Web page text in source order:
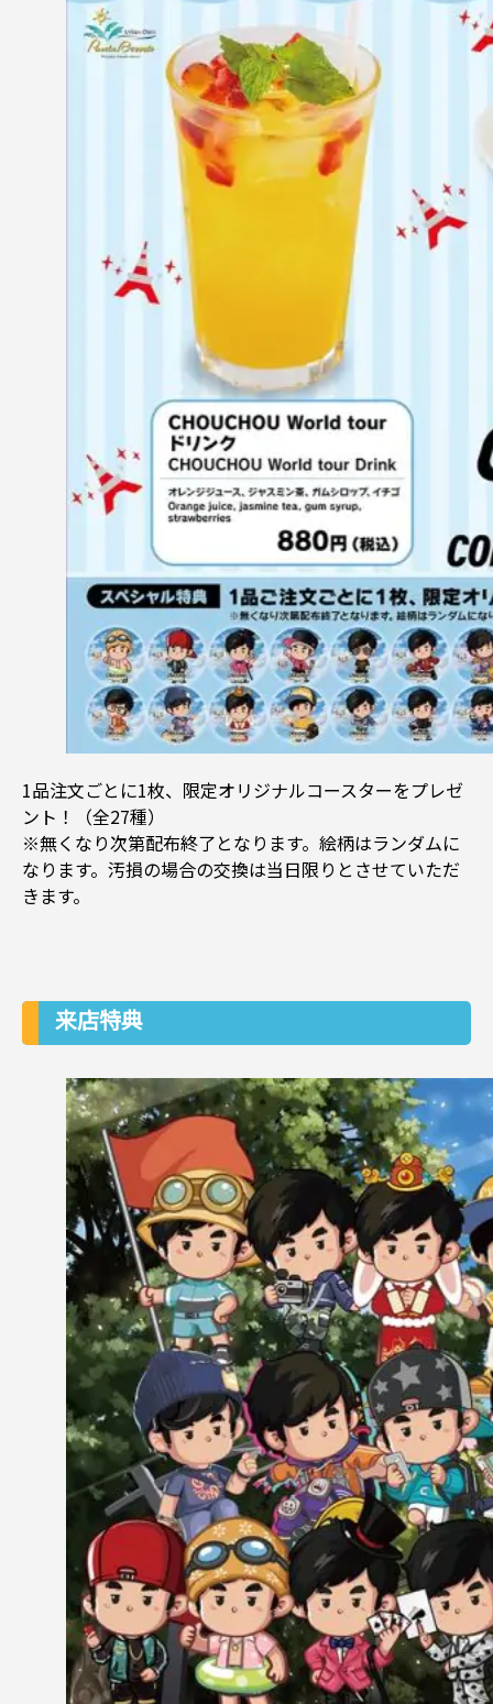
1品注文ごとに1枚、限定オリジナルコースターをプレゼ
ント！（全27種）
※無くなり次第配布終了となります。絵柄はランダムに
なります。汚損の場合の交換は当日限りとさせていただ
きます。
来店特典